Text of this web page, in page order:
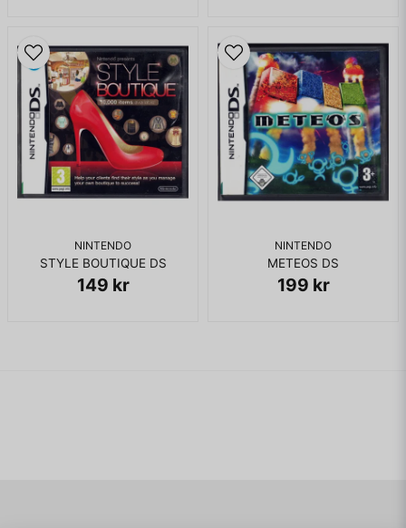
NINTENDO
STYLE BOUTIQUE DS
149 kr
NINTENDO
METEOS DS
199 kr